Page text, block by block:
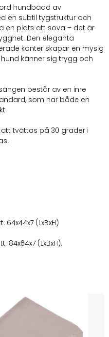
hundbädd av
en subtil tygstruktur och
en plats att sova – det är
Den eleganta
kanter skapar en mysig
känner sig trygg och
består av en inre
som har både en
tvättas på 30 grader i
64x44x7 (LxBxH)
84x64x7 (LxBxH),